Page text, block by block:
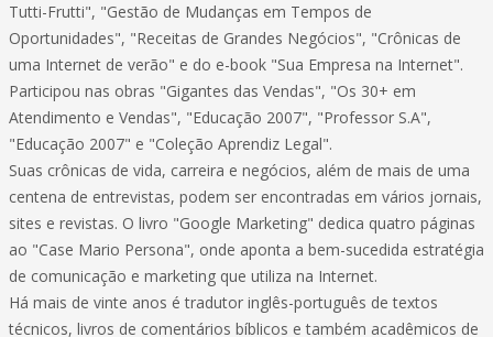
Tutti-Frutti", "Gestão de Mudanças em Tempos de
Oportunidades", "Receitas de Grandes Negócios", "Crônicas de
uma Internet de verão" e do e-book "Sua Empresa na Internet".
Participou nas obras "Gigantes das Vendas", "Os 30+ em
Atendimento e Vendas", "Educação 2007", "Professor S.A",
"Educação 2007" e "Coleção Aprendiz Legal".
Suas crônicas de vida, carreira e negócios, além de mais de uma
centena de entrevistas, podem ser encontradas em vários jornais,
sites e revistas. O livro "Google Marketing" dedica quatro páginas
ao "Case Mario Persona", onde aponta a bem-sucedida estratégia
de comunicação e marketing que utiliza na Internet.
Há mais de vinte anos é tradutor inglês-português de textos
técnicos, livros de comentários bíblicos e também acadêmicos de